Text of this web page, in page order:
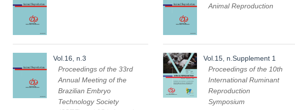
Vol.16, n.3
Proceedings of the 33rd
Annual Meeting of the
Brazilian Embryo
Technology Society
Animal Reproduction
Vol.15, n.Supplement 1
Proceedings of the 10th
International Ruminant
Reproduction
Symposium